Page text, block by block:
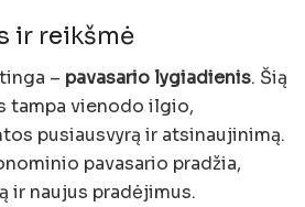
ir reikšmė
– pavasario lygiadienis. Šią
tampa vienodo ilgio,
pusiausvyrą ir atsinaujinimą.
pavasario pradžia,
ir naujus pradėjimus.